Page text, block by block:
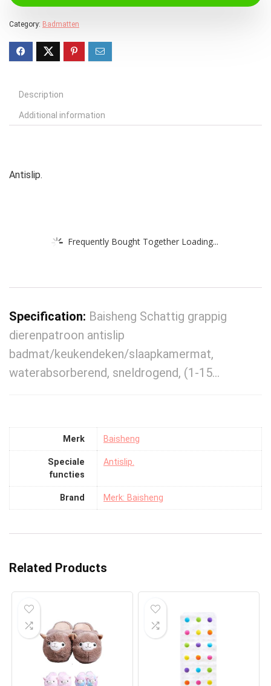
Category: Badmatten
Description
Additional information
Antislip.
Frequently Bought Together Loading...
Specification: Baisheng Schattig grappig
dierenpatroon antislip
badmat/keukendeken/slaapkamermat,
waterabsorberend, sneldrogend, (1-15…
Merk ‎Baisheng
Speciale
functies
‎Antislip.
Brand Merk: Baisheng
Related Products